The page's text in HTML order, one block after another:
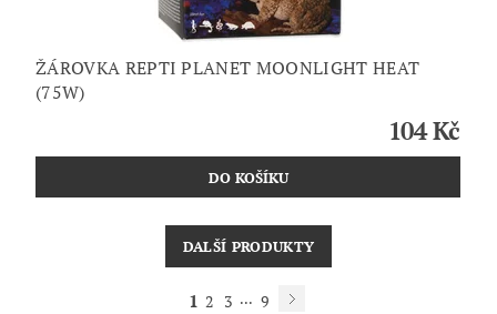
ŽÁROVKA REPTI PLANET MOONLIGHT HEAT
(75W)
104 Kč
DALŠÍ PRODUKTY
1 2 3 ... 9